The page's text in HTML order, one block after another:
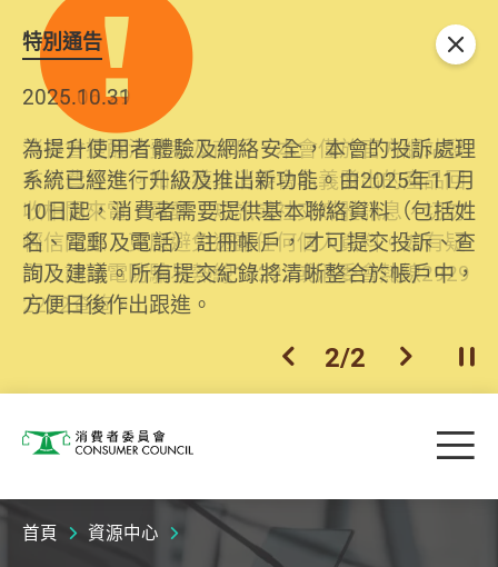
特別通告
2026.06.29
消委會提醒消費者及商戶，本會僅於官方網站發
布消費警示。如接獲以消委會名義發出的產品回
收相關來電、電郵、短訊或社交媒體訊息，切勿
輕信回應，更應避免透露任何個人資料。如有疑
問，請致電防騙易熱線18222或消委會熱線2929
2222查詢。
2025.10.31
為提升使用者體驗及網絡安全，本會的投訴處理
系統已經進行升級及推出新功能。由2025年11月
10日起，消費者需要提供基本聯絡資料（包括姓
名、電郵及電話）註冊帳戶，才可提交投訴、查
詢及建議。所有提交紀錄將清晰整合於帳戶中，
方便日後作出跟進。
上一個
2/2 下一個開
關閉
消費者委員會 目
首頁 資源中心